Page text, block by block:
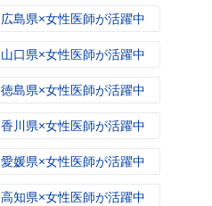
広島県×女性医師が活躍中
山口県×女性医師が活躍中
徳島県×女性医師が活躍中
香川県×女性医師が活躍中
愛媛県×女性医師が活躍中
高知県×女性医師が活躍中